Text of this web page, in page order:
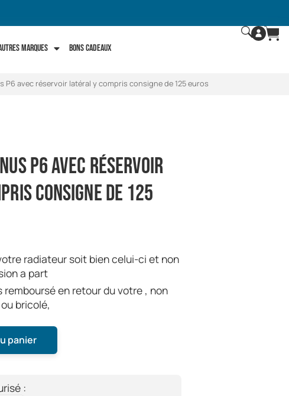
marques Bons Cadeaux
P6 avec réservoir latéral y compris consigne de 125 euros
P6 avec réservoir
consigne de 125
a part
remboursé en retour du votre , non
bricolé,
panier
: